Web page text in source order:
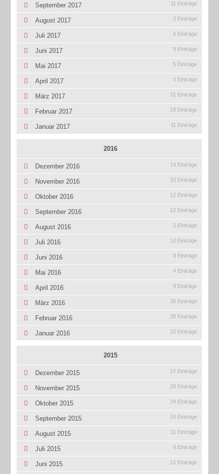
September 2017 11 Einträge
August 2017 2 Einträge
Juli 2017 5 Einträge
Juni 2017 9 Einträge
Mai 2017 5 Einträge
April 2017 5 Einträge
März 2017 21 Einträge
Februar 2017 18 Einträge
Januar 2017 11 Einträge
2016
Dezember 2016 14 Einträge
November 2016 33 Einträge
Oktober 2016 12 Einträge
September 2016 12 Einträge
August 2016 5 Einträge
Juli 2016 12 Einträge
Juni 2016 8 Einträge
Mai 2016 4 Einträge
April 2016 9 Einträge
März 2016 26 Einträge
Februar 2016 28 Einträge
Januar 2016 22 Einträge
2015
Dezember 2015 17 Einträge
November 2015 29 Einträge
Oktober 2015 24 Einträge
September 2015 24 Einträge
August 2015 11 Einträge
Juli 2015 6 Einträge
Juni 2015 12 Einträge